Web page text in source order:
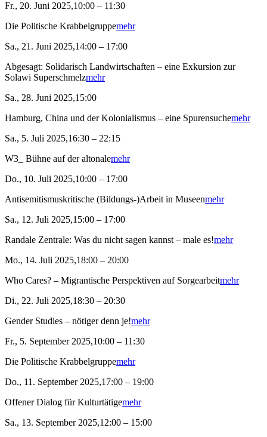
Fr., 20. Juni 2025,10:00 – 11:30
Die Politische Krabbelgruppemehr
Sa., 21. Juni 2025,14:00 – 17:00
Abgesagt: Solidarisch Landwirtschaften – eine Exkursion zur
Solawi Superschmelzmehr
Sa., 28. Juni 2025,15:00
Hamburg, China und der Kolonialismus – eine Spurensuchemehr
Sa., 5. Juli 2025,16:30 – 22:15
W3_ Bühne auf der altonalemehr
Do., 10. Juli 2025,10:00 – 17:00
Antisemitismuskritische (Bildungs-)Arbeit in Museenmehr
Sa., 12. Juli 2025,15:00 – 17:00
Randale Zentrale: Was du nicht sagen kannst – male es!mehr
Mo., 14. Juli 2025,18:00 – 20:00
Who Cares? – Migrantische Perspektiven auf Sorgearbeitmehr
Di., 22. Juli 2025,18:30 – 20:30
Gender Studies – nötiger denn je!mehr
Fr., 5. September 2025,10:00 – 11:30
Die Politische Krabbelgruppemehr
Do., 11. September 2025,17:00 – 19:00
Offener Dialog für Kulturtätigemehr
Sa., 13. September 2025,12:00 – 15:00